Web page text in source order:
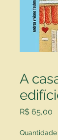
A
R$ 65,00
Quantidade